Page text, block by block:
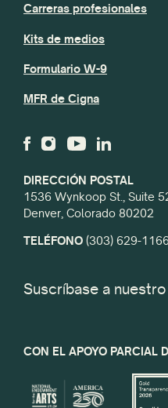
DIRECCIÓN POSTAL
1536 Wynkoop St., Suite
Denver, Colorado 80202
TELÉFONO (303) 629-
Carreras profesionales
Kits de medios
Formulario W-9
MFR de Cigna
Suscríbase a
CON EL APOYO PARCIAL